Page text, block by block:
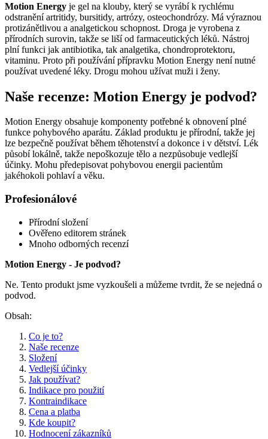
Motion Energy je gel na klouby, který se vyrábí k rychlému
odstranění artritidy, bursitidy, artrózy, osteochondrózy. Má výraznou
protizánětlivou a analgetickou schopnost. Droga je vyrobena z
přírodních surovin, takže se liší od farmaceutických léků. Nástroj
plní funkci jak antibiotika, tak analgetika, chondroprotektoru,
vitaminu. Proto při používání přípravku Motion Energy není nutné
používat uvedené léky. Drogu mohou užívat muži i ženy.
Naše recenze: Motion Energy je podvod?
Motion Energy obsahuje komponenty potřebné k obnovení plné
funkce pohybového aparátu. Základ produktu je přírodní, takže jej
lze bezpečně používat během těhotenství a dokonce i v dětství. Lék
působí lokálně, takže nepoškozuje tělo a nezpůsobuje vedlejší
účinky. Mohu předepisovat pohybovou energii pacientům
jakéhokoli pohlaví a věku.
Profesionálové
Přírodní složení
Ověřeno editorem stránek
Mnoho odborných recenzí
Motion Energy - Je podvod?
Ne. Tento produkt jsme vyzkoušeli a můžeme tvrdit, že se nejedná o
podvod.
Obsah:
Co je to?
Naše recenze
Složení
Vedlejší účinky
Jak používat?
Indikace pro použití
Kontraindikace
Cena a platba
Kde koupit?
Hodnocení zákazníků